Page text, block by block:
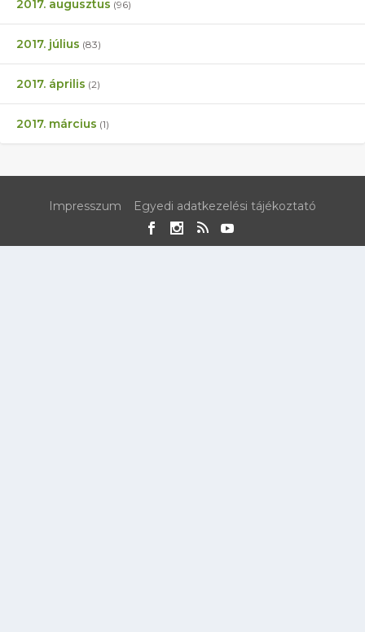
2017. augusztus (96)
2017. július (83)
2017. április (2)
2017. március (1)
Impresszum Egyedi adatkezelési tájékoztató